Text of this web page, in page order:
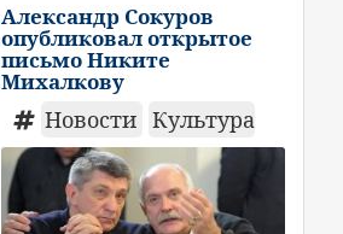
Александр Сокуров
опубликовал открытое
письмо Никите
Михалкову
Новости Культура